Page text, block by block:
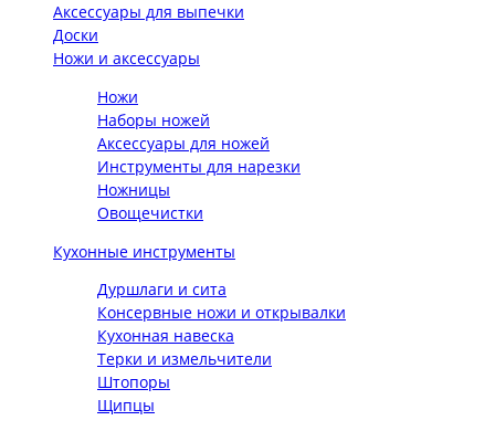
Аксессуары для выпечки
Доски
Ножи и аксессуары
Ножи
Наборы ножей
Аксессуары для ножей
Инструменты для нарезки
Ножницы
Овощечистки
Кухонные инструменты
Дуршлаги и сита
Консервные ножи и открывалки
Кухонная навеска
Терки и измельчители
Штопоры
Щипцы